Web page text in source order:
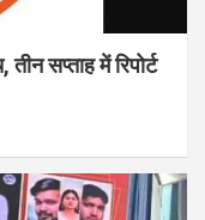
सप्ताह में रिपोर्ट